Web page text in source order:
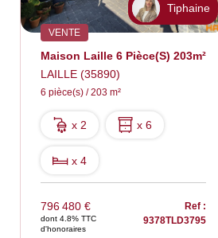
Tiphaine
VENTE
Maison Laille 6 Pièce(s) 203m²
LAILLE (35890)
6 pièce(s) / 203 m²
x 2 x 6
x 4
796 480 €
dont 4.8% TTC
d'honoraires
Ref :
9378TLD3795